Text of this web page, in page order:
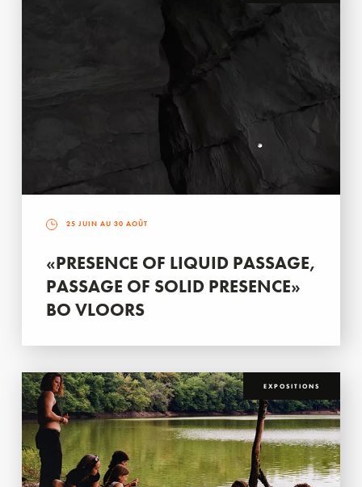
25 JUIN AU 30 AOÛT
«PRESENCE OF LIQUID PASSAGE,
PASSAGE OF SOLID PRESENCE»
BO VLOORS
EXPOSITIONS